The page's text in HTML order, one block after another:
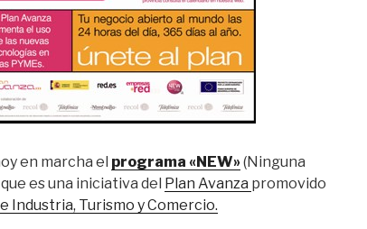
en marcha el programa «NEW»(Ninguna
es una iniciativa del Plan Avanza promovido
Industria, Turismo y Comercio.